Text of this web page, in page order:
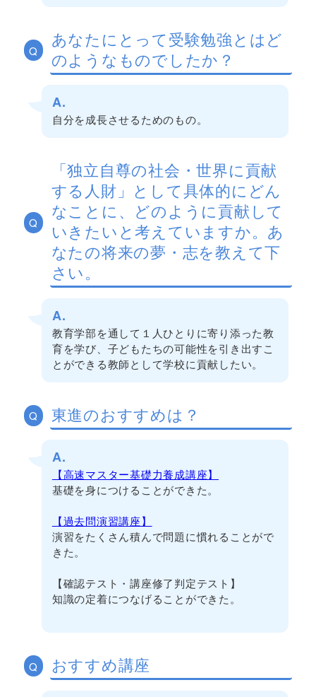
Q
あなたにとって受験勉強とはど
のようなものでしたか？
A.
自分を成長させるためのもの。
Q
「独立自尊の社会・世界に貢献
する人財」として具体的にどん
なことに、どのように貢献して
いきたいと考えていますか。あ
なたの将来の夢・志を教えて下
さい。
A.
教育学部を通して１人ひとりに寄り添った教
育を学び、子どもたちの可能性を引き出すこ
とができる教師として学校に貢献したい。
Q 東進のおすすめは？
A.
【高速マスター基礎力養成講座】
基礎を身につけることができた。
【過去問演習講座】
演習をたくさん積んで問題に慣れることがで
きた。
【確認テスト・講座修了判定テスト】
知識の定着につなげることができた。
Q おすすめ講座